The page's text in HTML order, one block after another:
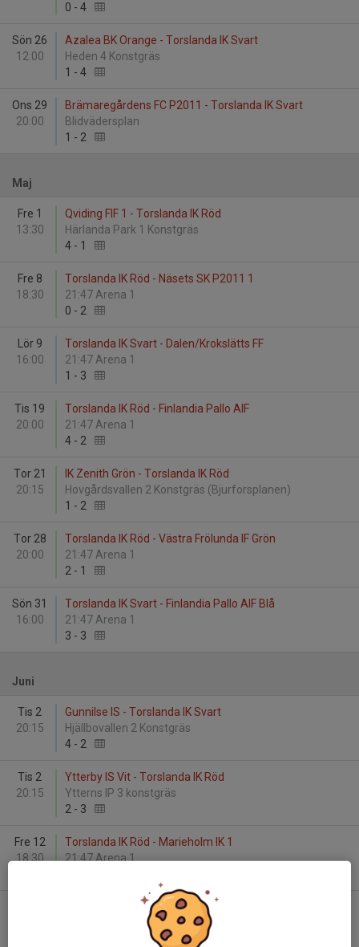
0 - 4
Sön 26
12:00
Azalea BK Orange - Torslanda IK Svart
Heden 4 Konstgräs
1 - 4
Ons 29
20:00
Brämaregårdens FC P2011 - Torslanda IK Svart
Blidvädersplan
1 - 2
Maj
Fre 1
13:30
Qviding FIF 1 - Torslanda IK Röd
Härlanda Park 1 Konstgräs
4 - 1
Fre 8
18:30
Torslanda IK Röd - Näsets SK P2011 1
21:47 Arena 1
0 - 2
Lör 9
16:00
Torslanda IK Svart - Dalen/Krokslätts FF
21:47 Arena 1
1 - 3
Tis 19
20:00
Torslanda IK Röd - Finlandia Pallo AIF
21:47 Arena 1
4 - 2
Tor 21
20:15
IK Zenith Grön - Torslanda IK Röd
Hovgårdsvallen 2 Konstgräs (Bjurforsplanen)
1 - 2
Tor 28
20:00
Torslanda IK Röd - Västra Frölunda IF Grön
21:47 Arena 1
2 - 1
Sön 31
16:00
Torslanda IK Svart - Finlandia Pallo AIF Blå
21:47 Arena 1
3 - 3
Juni
Tis 2
20:15
Gunnilse IS - Torslanda IK Svart
Hjällbovallen 2 Konstgräs
4 - 2
Tis 2
20:15
Ytterby IS Vit - Torslanda IK Röd
Ytterns IP 3 konstgräs
2 - 3
Fre 12
18:30
Torslanda IK Röd - Marieholm IK 1
21:47 Arena 1
Torslanda IK Röd - Mölnlycke IS Ungdom